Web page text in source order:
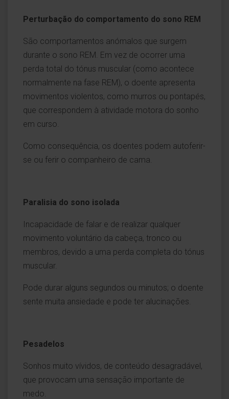
Perturbação do comportamento do sono REM
São comportamentos anómalos que surgem
durante o sono REM. Em vez de ocorrer uma
perda total do tónus muscular (como acontece
normalmente na fase REM), o doente apresenta
movimentos violentos, como murros ou pontapés,
que correspondem à atividade motora do sonho
em curso.
Como consequência, os doentes podem autoferir-
se ou ferir o companheiro de cama.
Paralisia do sono isolada
Incapacidade de falar e de realizar qualquer
movimento voluntário da cabeça, tronco ou
membros, devido a uma perda completa do tónus
muscular.
Pode durar alguns segundos ou minutos; o doente
sente muita ansiedade e pode ter alucinações.
Pesadelos
Sonhos muito vívidos, de conteúdo desagradável,
que provocam uma sensação importante de
medo.